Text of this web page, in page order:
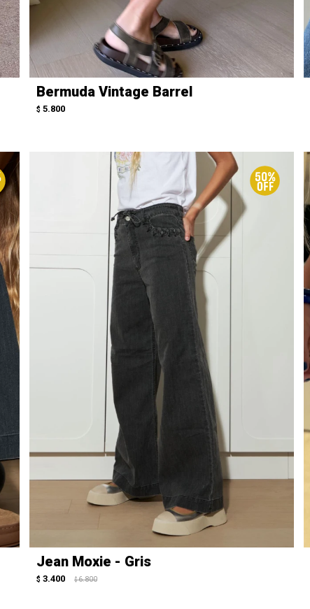
Bermuda Vintage Barrel
$ 5.800
Jean Moxie - Gris
$ 3.400 $ 6.800